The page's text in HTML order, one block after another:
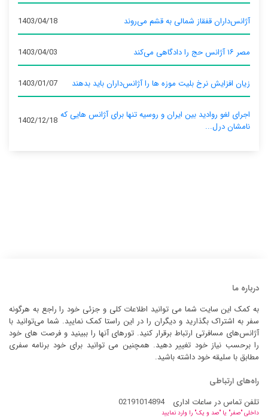
آژانس‌داران قفقاز شمالی به قشم می‌روند 1403/04/18
مصر ۱۶ آژانس حج را دادگاهی می‌کند 1403/04/03
زیان افزایش نرخ بلیت موزه ها را آژانس‌داران باید بدهند 1403/01/07
اجرای لغو روادید بین ایران و روسیه تنها برای آژانس‌ هایی که
نامشان درل...
1402/12/18
درباره ما
به کمک این سایت شما می توانید اطلاعات کلی و جزئی خود را راجع به هرگونه
سفر به اشتراک بگذارید و دیگران را در این راستا کمک نمایید. شما می‌توانید با
آژانس‌های مسافرتی ارتباط برقرار کنید. تورهای آنها را ببینید و فرصت های خود
را برحسب نیاز خود تغییر دهید. همچنین می توانید برای خود برنامه سفری
مطابق با سلیقه خود داشته باشید.
راه‌های ارتباطی
تلفن تماس در ساعات اداری
02191014894
داخلی "صفر" یا "صد و یک" را وارد نمایید